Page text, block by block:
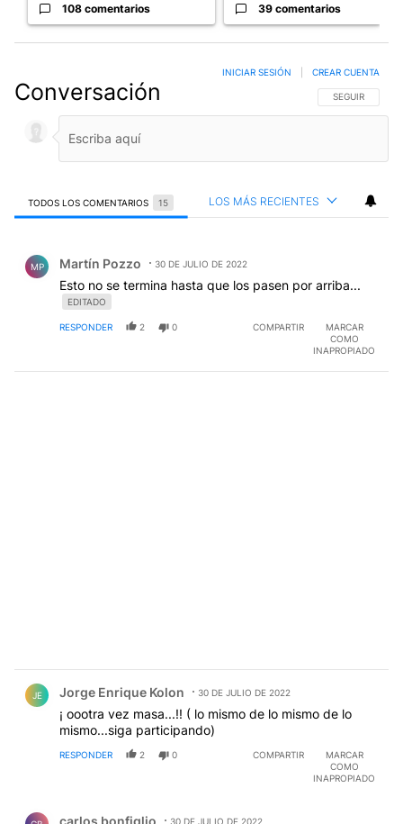
108 comentarios 39 comentarios
Conversación SIGA ESTA
SEGUIR
INICIAR SESIÓN CREAR CUENTA
TODOS LOS COMENTARIOS 15 LOS MÁS RECIENTES
MP Martín Pozzo 30 DE JULIO DE 2022
Esto no se termina hasta que los pasen por arriba...
EDITADO
RESPONDER 2 0 COMPARTIR
MARCAR
COMO
INAPROPIADO
JE Jorge Enrique Kolon 30 DE JULIO DE 2022
¡ oootra vez masa...!! ( lo mismo de lo mismo de lo
mismo...siga participando)
RESPONDER 2 0 COMPARTIR
MARCAR
COMO
INAPROPIADO
carlos bonfiglio 30 DE JULIO DE 2022